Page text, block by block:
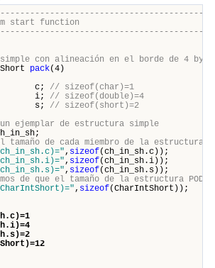
program start
con alineación en el borde de 4
pack(4)
// sizeof(char)=1
// sizeof(double)=4
// sizeof(short)=2
ejemplar de estructura simple
tamaño de cada miembro de la estructura
, sizeof(ch_in_sh.c));
, sizeof(ch_in_sh.i));
, sizeof(ch_in_sh.s));
de que el tamaño de la estructura POD
, sizeof(CharIntShort));